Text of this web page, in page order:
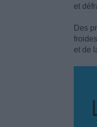
et
Des
et de